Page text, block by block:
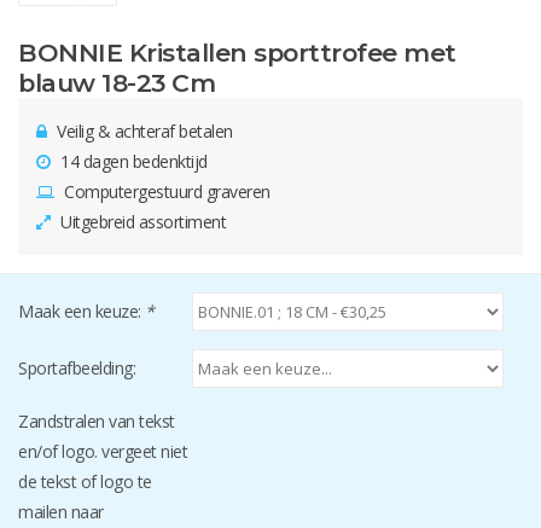
BONNIE Kristallen sporttrofee met
blauw 18-23 Cm
Veilig & achteraf betalen
14 dagen bedenktijd
Computergestuurd graveren
Uitgebreid assortiment
Maak een keuze: *
Sportafbeelding:
Zandstralen van tekst
en/of logo. vergeet niet
de tekst of logo te
mailen naar